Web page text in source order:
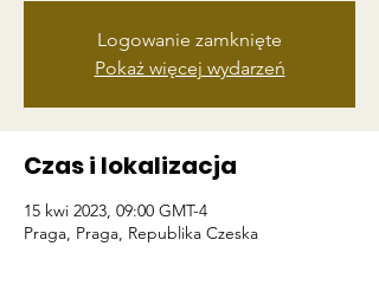
Logowanie zamknięte
Pokaż więcej wydarzeń
Czas i lokalizacja
15 kwi 2023, 09:00 GMT-4
Praga, Praga, Republika Czeska